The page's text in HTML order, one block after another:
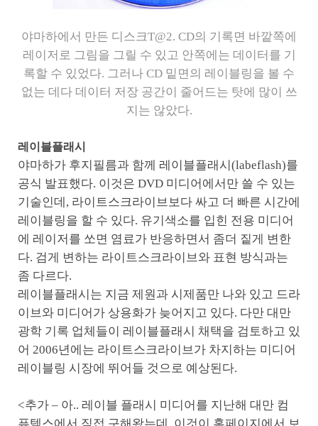
야마하에서 만든 디스크T@2. CD의 기록면 바깥쪽에
레이저로 그림을 그릴 수 있고 안쪽에는 데이터를 기
록할 수 있었다. 그러나 CD 밑면의 레이블링을 볼 수
없는 데다 데이터 저장 공간이 줄어드는 탓에 많이 쓰
지는 않았다.
레이블플래시
야마하가 후지필름과 함께 레이블플래시(labeflash)를
공식 발표했다. 이것은 DVD 미디어에서만 쓸 수 있는
기술인데, 라이트스크라이브보다 싸고 더 빠른 시간에
레이블링을 할 수 있다. 유기색소를 입힌 전용 미디어
에 레이저를 쏘면 염료가 반응하면서 좀더 짙게 변한
다. 검게 변하는 라이트스크라이브와 표현 방식과는
좀 다르다.
레이블플래시는 지금 제원과 시제품만 나와 있고 드라
이브와 미디어가 상용화가 늦어지고 있다. 다만 대만
광학 기록 업체들이 레이블플래시 채택을 검토하고 있
어 2006년에는 라이트스크라이브가 차지하는 미디어
레이블링 시장에 뛰어들 것으로 예상된다.
<추가 – 아.. 레이블 플래시 미디어를 지난해 대만 컴
퓨텍스에서 직접 구해왔는데, 이것이 홈페이지에서 보